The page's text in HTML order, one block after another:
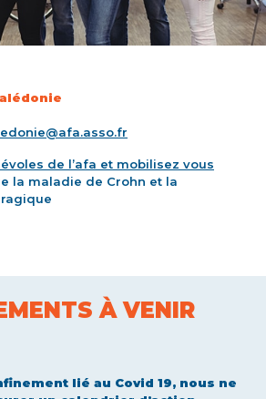
de l’afa et mobilisez vous
la maladie de Crohn et la
À VENIR
lié au Covid 19, nous ne